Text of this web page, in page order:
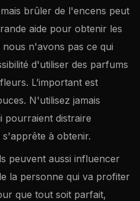
brûler de l'encens peut
aide pour obtenir les
n'avons pas ce qui
d'utiliser des parfums
L’important est
N'utilisez jamais
pourraient distraire
à obtenir.
peuvent aussi influencer
la personne qui va profiter
que tout soit parfait,